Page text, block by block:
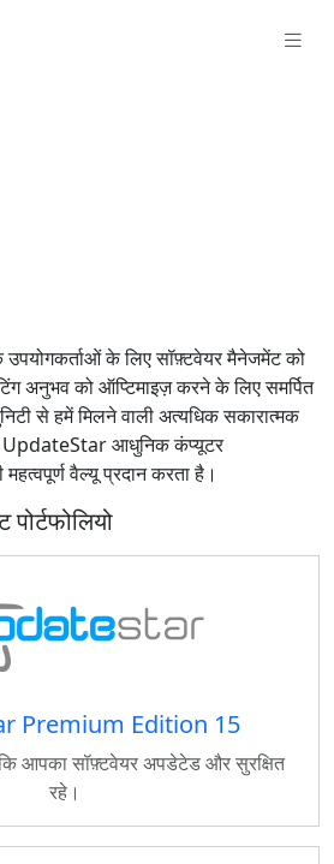
के लिए सॉफ़्टवेयर मैनेजमेंट को
अनुभव को ऑप्टिमाइज़ करने के लिए समर्पित
से हमें मिलने वाली अत्यधिक सकारात्मक
UpdateStar आधुनिक कंप्यूटर
वैल्यू प्रदान करता है।
Premium Edition 15
आपका सॉफ़्टवेयर अपडेटेड और सुरक्षित
रहे।